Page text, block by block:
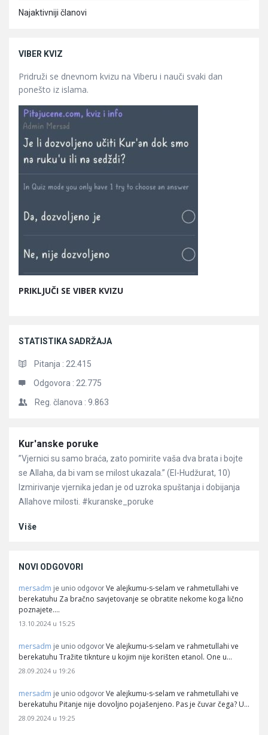
Najaktivniji članovi
VIBER KVIZ
Pridruži se dnevnom kvizu na Viberu i nauči svaki dan
ponešto iz islama.
PRIKLJUČI SE VIBER KVIZU
STATISTIKA SADRŽAJA
Pitanja : 22.415
Odgovora : 22.775
Reg. članova : 9.863
Članci
Kur'anske poruke
”Vjernici su samo braća, zato pomirite vaša dva brata i bojte
se Allaha, da bi vam se milost ukazala.” (El-Hudžurat, 10)
Izmirivanje vjernika jedan je od uzroka spuštanja i dobijanja
Allahove milosti. #kuranske_poruke
Više
NOVI ODGOVORI
mersadm je unio odgovor Ve alejkumu-s-selam ve rahmetullahi ve
berekatuhu Za bračno savjetovanje se obratite nekome koga lično
poznajete.…
13.10.2024 u 15:25
mersadm je unio odgovor Ve alejkumu-s-selam ve rahmetullahi ve
berekatuhu Tražite tiknture u kojim nije korišten etanol. One u…
28.09.2024 u 19:26
mersadm je unio odgovor Ve alejkumu-s-selam ve rahmetullahi ve
berekatuhu Pitanje nije dovoljno pojašenjeno. Pas je čuvar čega? U…
28.09.2024 u 19:25